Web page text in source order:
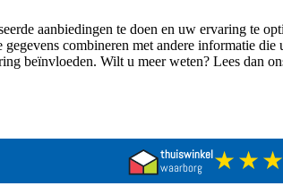
aanbiedingen te doen en uw ervaring te
combineren met andere informatie
beïnvloeden. Wilt u meer weten? Lees dan
thuiswinkel
waarborg